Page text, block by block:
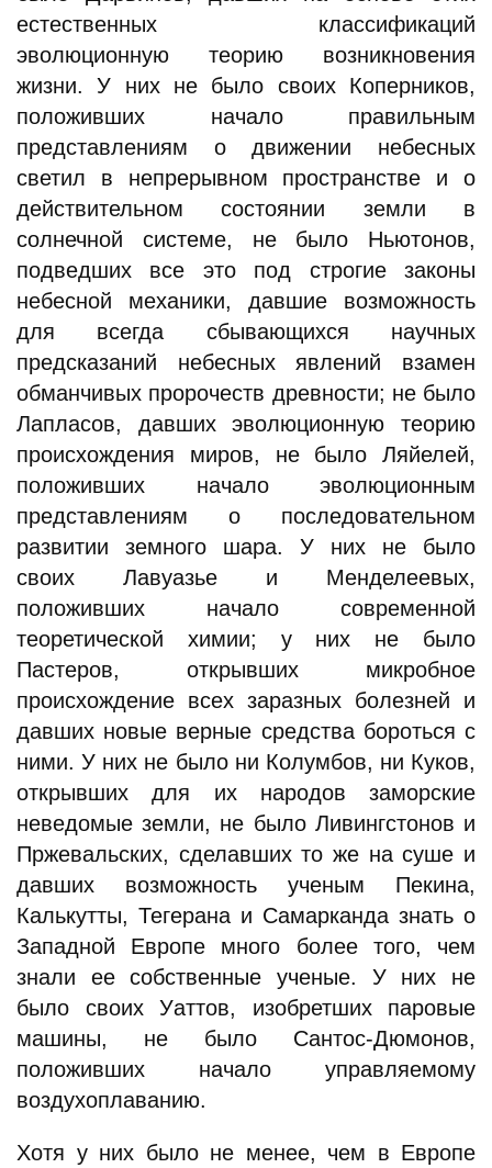
естественных классификаций
эволюционную теорию возникновения
жизни. У них не было своих Коперников,
положивших начало правильным
представлениям о движении небесных
светил в непрерывном пространстве и о
действительном состоянии земли в
солнечной системе, не было Ньютонов,
подведших все это под строгие законы
небесной механики, давшие возможность
для всегда сбывающихся научных
предсказаний небесных явлений взамен
обманчивых пророчеств древности; не было
Лапласов, давших эволюционную теорию
происхождения миров, не было Ляйелей,
положивших начало эволюционным
представлениям о последовательном
развитии земного шара. У них не было
своих Лавуазье и Менделеевых,
положивших начало современной
теоретической химии; у них не было
Пастеров, открывших микробное
происхождение всех заразных болезней и
давших новые верные средства бороться с
ними. У них не было ни Колумбов, ни Куков,
открывших для их народов заморские
неведомые земли, не было Ливингстонов и
Пржевальских, сделавших то же на суше и
давших возможность ученым Пекина,
Калькутты, Тегерана и Самарканда знать о
Западной Европе много более того, чем
знали ее собственные ученые. У них не
было своих Уаттов, изобретших паровые
машины, не было Сантос-Дюмонов,
положивших начало управляемому
воздухоплаванию.
Хотя у них было не менее, чем в Европе